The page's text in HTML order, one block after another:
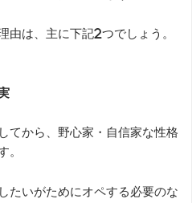
由は、主に下記2つでしょう。
てから、野心家・自信家な性格
。
たいがためにオペする必要のな